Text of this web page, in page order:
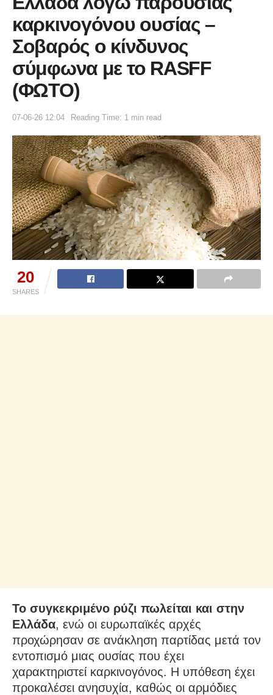
καρκινογόνου ουσίας –
Σοβαρός ο κίνδυνος
σύμφωνα με το RASFF
(ΦΩΤΟ)
07-06-26 12:04 Reading Time: 1 min read
20
SHARES
Το συγκεκριμένο ρύζι πωλείται και στην
Ελλάδα, ενώ οι ευρωπαϊκές αρχές
προχώρησαν σε ανάκληση παρτίδας μετά τον
εντοπισμό μιας ουσίας που έχει
χαρακτηριστεί καρκινογόνος. Η υπόθεση έχει
προκαλέσει ανησυχία, καθώς οι αρμόδιες